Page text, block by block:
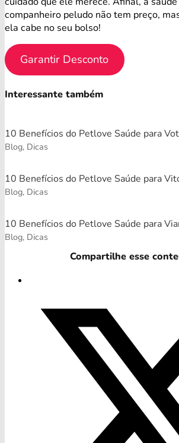
companheiro peludo não tem preço,
ela cabe no seu bolso!
Garantir Desconto
Interessante também
10 Benefícios do Petlove Saúde para
Blog, Dicas
10 Benefícios do Petlove Saúde para
Blog, Dicas
10 Benefícios do Petlove Saúde para
Blog, Dicas
Compartilhe esse